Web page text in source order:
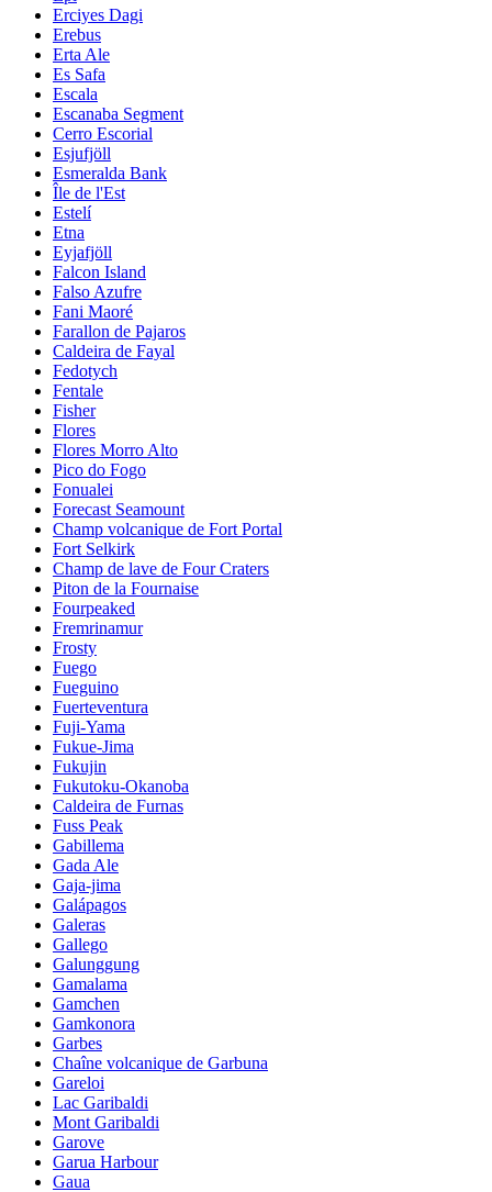
Erciyes Dagi
Erebus
Erta Ale
Es Safa
Escala
Escanaba Segment
Cerro Escorial
Esjufjöll
Esmeralda Bank
Île de l'Est
Estelí
Etna
Eyjafjöll
Falcon Island
Falso Azufre
Fani Maoré
Farallon de Pajaros
Caldeira de Fayal
Fedotych
Fentale
Fisher
Flores
Flores Morro Alto
Pico do Fogo
Fonualei
Forecast Seamount
Champ volcanique de Fort Portal
Fort Selkirk
Champ de lave de Four Craters
Piton de la Fournaise
Fourpeaked
Fremrinamur
Frosty
Fuego
Fueguino
Fuerteventura
Fuji-Yama
Fukue-Jima
Fukujin
Fukutoku-Okanoba
Caldeira de Furnas
Fuss Peak
Gabillema
Gada Ale
Gaja-jima
Galápagos
Galeras
Gallego
Galunggung
Gamalama
Gamchen
Gamkonora
Garbes
Chaîne volcanique de Garbuna
Gareloi
Lac Garibaldi
Mont Garibaldi
Garove
Garua Harbour
Gaua